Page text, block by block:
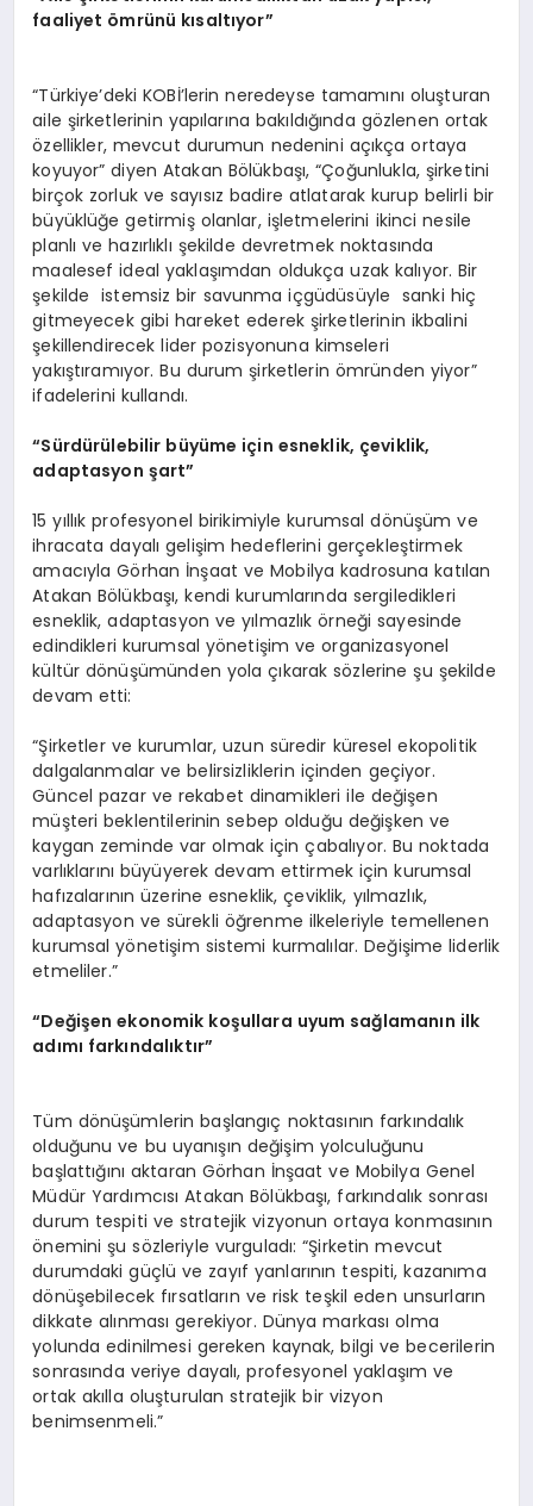
faaliyet ömrünü kısaltıyor”
“Türkiye’deki KOBİ’lerin neredeyse tamamını oluşturan
aile şirketlerinin yapılarına bakıldığında gözlenen ortak
özellikler, mevcut durumun nedenini açıkça ortaya
koyuyor” diyen Atakan Bölükbaşı, “Çoğunlukla, şirketini
birçok zorluk ve sayısız badire atlatarak kurup belirli bir
büyüklüğe getirmiş olanlar, işletmelerini ikinci nesile
planlı ve hazırlıklı şekilde devretmek noktasında
maalesef ideal yaklaşımdan oldukça uzak kalıyor. Bir
şekilde istemsiz bir savunma içgüdüsüyle sanki hiç
gitmeyecek gibi hareket ederek şirketlerinin ikbalini
şekillendirecek lider pozisyonuna kimseleri
yakıştıramıyor. Bu durum şirketlerin ömründen yiyor”
ifadelerini kullandı.
“Sürdürülebilir büyüme için esneklik, çeviklik,
adaptasyon şart”
15 yıllık profesyonel birikimiyle kurumsal dönüşüm ve
ihracata dayalı gelişim hedeflerini gerçekleştirmek
amacıyla Görhan İnşaat ve Mobilya kadrosuna katılan
Atakan Bölükbaşı, kendi kurumlarında sergiledikleri
esneklik, adaptasyon ve yılmazlık örneği sayesinde
edindikleri kurumsal yönetişim ve organizasyonel
kültür dönüşümünden yola çıkarak sözlerine şu şekilde
devam etti:
“Şirketler ve kurumlar, uzun süredir küresel ekopolitik
dalgalanmalar ve belirsizliklerin içinden geçiyor.
Güncel pazar ve rekabet dinamikleri ile değişen
müşteri beklentilerinin sebep olduğu değişken ve
kaygan zeminde var olmak için çabalıyor. Bu noktada
varlıklarını büyüyerek devam ettirmek için kurumsal
hafızalarının üzerine esneklik, çeviklik, yılmazlık,
adaptasyon ve sürekli öğrenme ilkeleriyle temellenen
kurumsal yönetişim sistemi kurmalılar. Değişime liderlik
etmeliler.”
“Değişen ekonomik koşullara uyum sağlamanın ilk
adımı farkındalıktır”
Tüm dönüşümlerin başlangıç noktasının farkındalık
olduğunu ve bu uyanışın değişim yolculuğunu
başlattığını aktaran Görhan İnşaat ve Mobilya Genel
Müdür Yardımcısı Atakan Bölükbaşı, farkındalık sonrası
durum tespiti ve stratejik vizyonun ortaya konmasının
önemini şu sözleriyle vurguladı: “Şirketin mevcut
durumdaki güçlü ve zayıf yanlarının tespiti, kazanıma
dönüşebilecek fırsatların ve risk teşkil eden unsurların
dikkate alınması gerekiyor. Dünya markası olma
yolunda edinilmesi gereken kaynak, bilgi ve becerilerin
sonrasında veriye dayalı, profesyonel yaklaşım ve
ortak akılla oluşturulan stratejik bir vizyon
benimsenmeli.”